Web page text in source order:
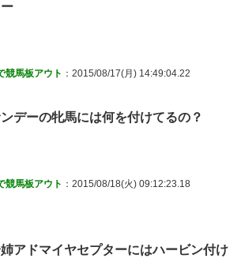
競馬板アウト ：2015/08/17(月) 14:49:04.22
デーの牝馬には何を付けてるの？
競馬板アウト ：2015/08/18(火) 09:12:23.18
姉アドマイヤセプターにはハービン付け